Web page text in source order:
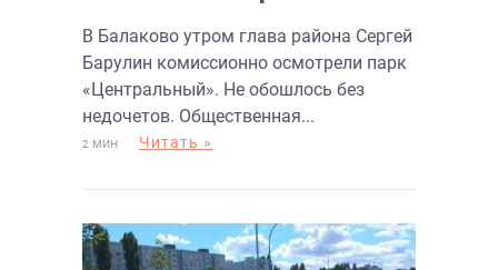
заместителя
В Балаково утром глава района Сергей
Барулин комиссионно осмотрели парк
«Центральный». Не обошлось без
недочетов. Общественная...
2 МИН Читать »